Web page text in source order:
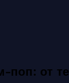
поп: от